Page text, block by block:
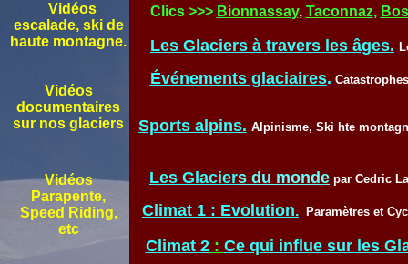
Vidéos
escalade, ski de
haute montagne.
Vidéos
documentaires
sur nos glaciers
Vidéos
Parapente,
Speed Riding,
etc
Clics >>> Bionnassay, Taconnaz,
Les Glaciers à travers les âges.
Événements glaciaires.
Sports alpins. Alpinisme, Ski hte
Les Glaciers du monde par Cedric
Climat 1 : Evolution. Paramètres et
Climat 2: Ce qui influe sur les